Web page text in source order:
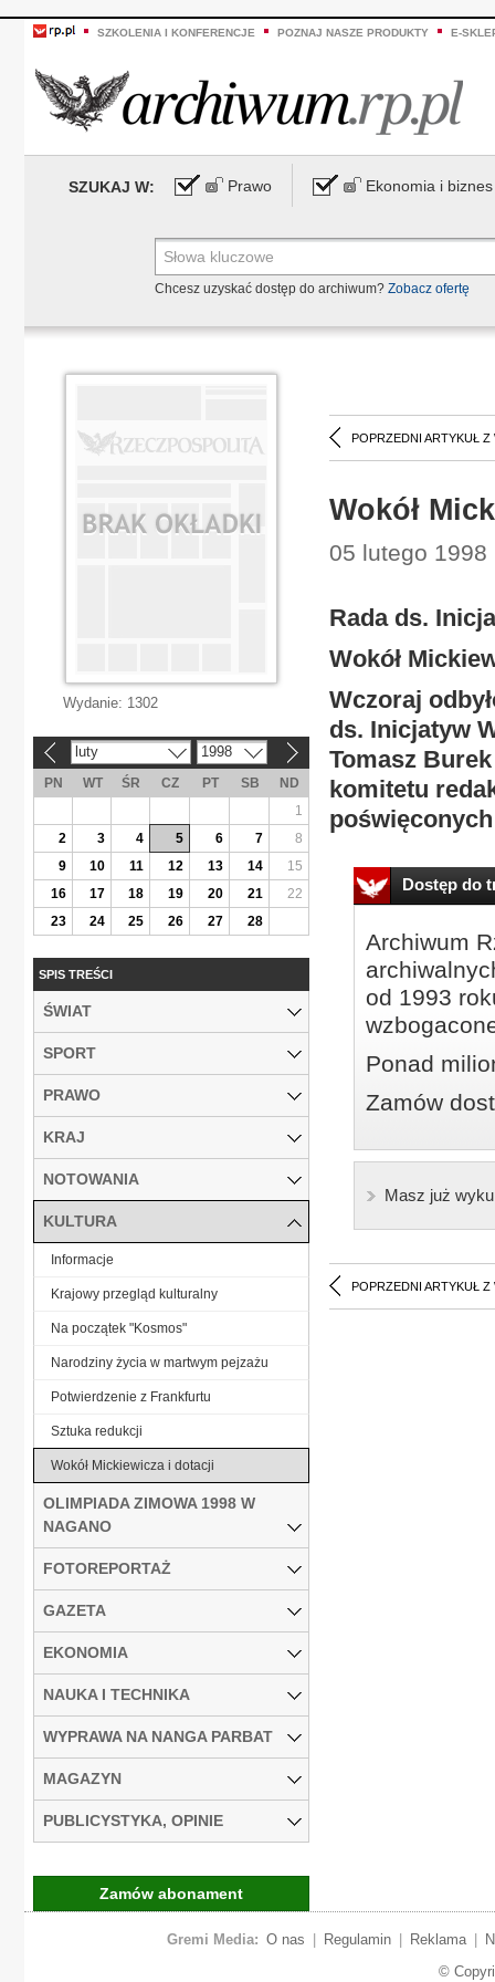
SZKOLENIA I KONFERENCJE POZNAJ NASZE PRODUKTY E-
SZUKAJ W: Prawo Ekonomia i biznes
Chcesz uzyskać dostęp do archiwum? Zobacz ofertę
POPRZEDNI ARTYKUŁ Z
Wokół
05 lutego 1998
Rada ds.
Wokół
Wczoraj
ds. Inicjatyw
Tomasz
komitetu
Dostęp do
Archiwum
od 1993
Ponad
Zamów
Masz już
POPRZEDNI ARTYKUŁ Z
Wydanie: 1302
luty 1998
PN WT ŚR CZ PT SB
ND
1
2
3 4 5 6 7
8
9
10 11 12 13 14
15
16
17 18 19 20 21
22
23
24 25 26 27 28
SPIS TREŚCI
ŚWIAT
SPORT
PRAWO
KRAJ
NOTOWANIA
KULTURA
Informacje
Krajowy przegląd kulturalny
Na początek "Kosmos"
Narodziny życia w martwym pejzażu
Potwierdzenie z Frankfurtu
Sztuka redukcji
Wokół Mickiewicza i dotacji
OLIMPIADA ZIMOWA 1998 W
NAGANO
FOTOREPORTAŻ
GAZETA
EKONOMIA
NAUKA I TECHNIKA
WYPRAWA NA NANGA PARBAT
MAGAZYN
PUBLICYSTYKA, OPINIE
Zamów abonament
Gremi Media: O nas Regulamin Reklama
©